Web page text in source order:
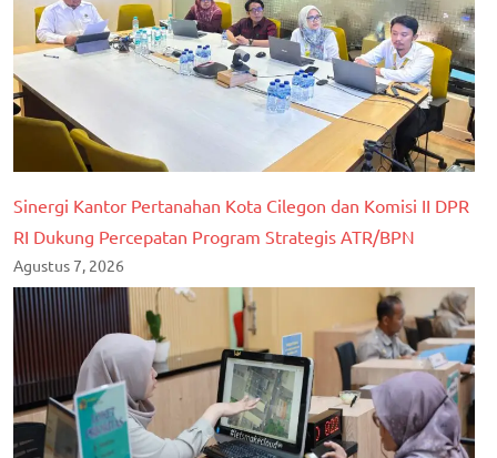
Sinergi Kantor Pertanahan Kota Cilegon dan Komisi II DPR
RI Dukung Percepatan Program Strategis ATR/BPN
Agustus 7, 2026